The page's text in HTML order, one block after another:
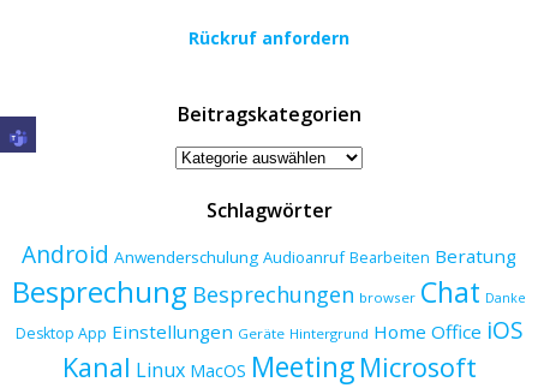
Rückruf anfordern
Beitragskategorien
Beitragskategorien
Schlagwörter
Android Anwenderschulung Audioanruf Bearbeiten Beratung
Besprechung Besprechungen browser Chat Danke
Desktop App Einstellungen Geräte Hintergrund Home Office iOS
Kanal Linux MacOS Meeting Microsoft